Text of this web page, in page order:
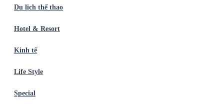
Du lịch thể thao
Hotel & Resort
Kinh tế
Life Style
Special